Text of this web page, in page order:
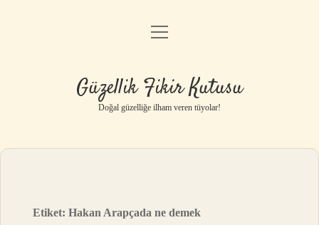
Anasayfa
Yasal Uyarı
menüyü
Güzellik Fikir Kutusu
Doğal güzelliğe ilham veren tüyolar!
Etiket:Hakan Arapçada ne demek